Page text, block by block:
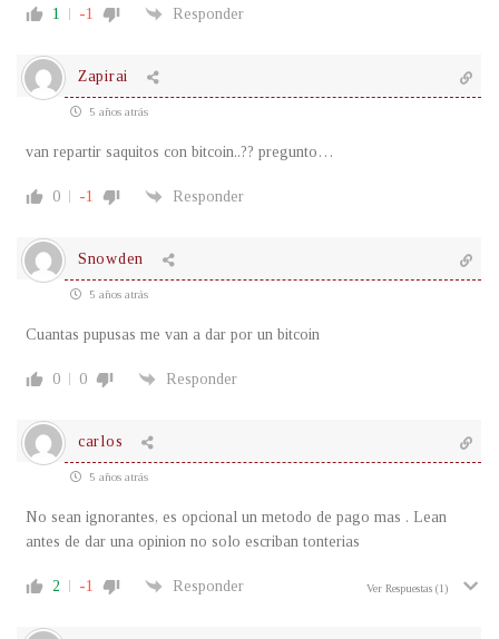
1 -1 Responder
Zapirai
5 años atrás
van repartir saquitos con bitcoin..?? pregunto…
0 -1 Responder
Snowden
5 años atrás
Cuantas pupusas me van a dar por un bitcoin
0 0 Responder
carlos
5 años atrás
No sean ignorantes, es opcional un metodo de pago mas . Lean
antes de dar una opinion no solo escriban tonterias
2 -1 Responder Ver Respuestas (1)